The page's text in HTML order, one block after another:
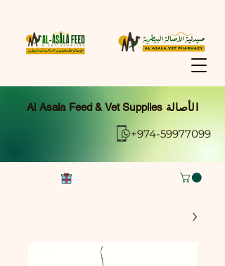
Al Asala Feed & Vet Supplies الأصالة
+974-59977099